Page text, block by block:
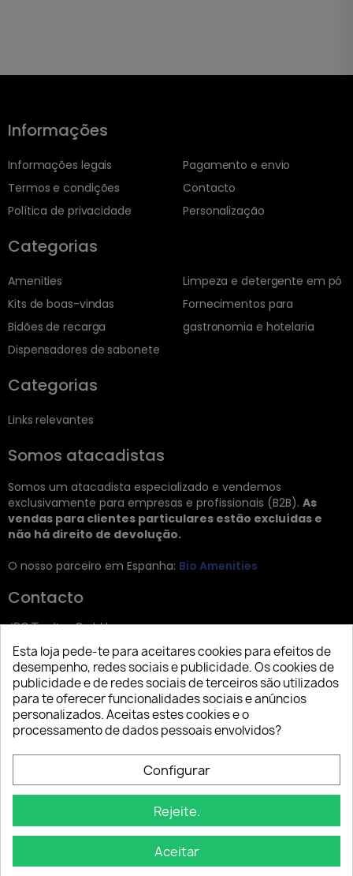
Informações
Informações legais
Termos e condições
Política de privacidade
Pagamento e envio
Contacto
Personalização
Categorias
Amenities
Kits de boas-vindas
Bidões de recarga
Dispensadores de sabonete
Limpeza e detergente em pó
Fornecimentos para
gastronomia e hotelaria
Categorias
Links relevantes
Somos atacadistas
Somos um atacadista especializado e vendemos
exclusivamente para empresas e profissionais (B2B). As
vendas para clientes particulares estão excluídas e
não há direito de devolução.
O nosso parceiro em Espanha: Bio Amenities
Contacto
JRG Trading GmbH
Zietenstr. 9
12244 Berlin
Tel: +49 (0)30 2357 3470
info@top-amenities.com
Esta loja pede-te para aceitares cookies para efeitos de
desempenho, redes sociais e publicidade. Os cookies de
publicidade e de redes sociais de terceiros são utilizados
para te oferecer funcionalidades sociais e anúncios
personalizados. Aceitas estes cookies e o
processamento de dados pessoais envolvidos?
Configurar
Rejeite.
Aceitar